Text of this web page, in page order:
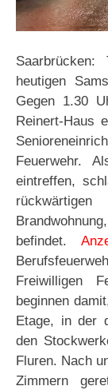
heutigen
Gegen 1.30
Reinert-Haus
Feuerwehr.
eintreffen,
befindet.
Freiwilligen
beginnen
Etage, in der
den
Fluren. Nach
Zimmern